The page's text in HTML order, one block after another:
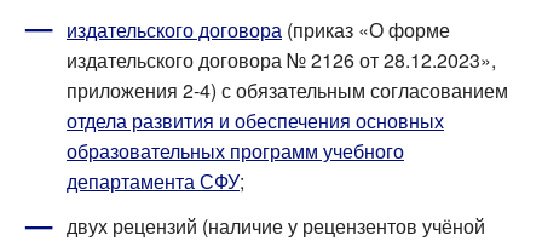
издательского договора (приказ «О форме
издательского договора № 2126 от 28.12.2023»,
приложения 2-4) с обязательным согласованием
отдела развития и обеспечения основных
образовательных программ учебного
департамента СФУ;
двух рецензий (наличие у рецензентов учёной